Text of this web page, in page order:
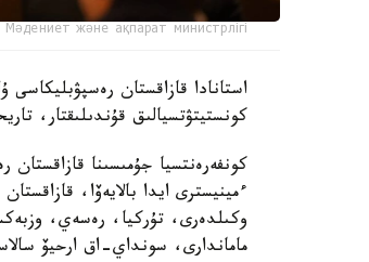
және ақпарат министрлігі
كونستيتۋتسيالىق قۇندىلىقتار،
كونفەرەنتسيا جۇمىسىنا
ءمينيسترى ايدا بالايەۆا،
وكىلدەرى، تۇركيا، رەسەي،
ماماندارى، سونداي-اق ارحيۆ